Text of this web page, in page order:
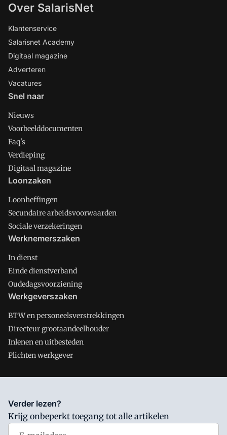
Over SalarisNet
Klantenservice
Salarisnet Academy
Digitaal magazine
Adverteren
Vacatures
Snel naar
Nieuws
Voorbeelddocumenten
Faq's
Verdieping
Digitaal magazine
Loonzaken
Loonheffingen
Secundaire arbeidsvoorwaarden
Sociale verzekeringen
Werknemerszaken
In dienst
Einde dienstverband
Oudedagsvoorziening
Werkgeverszaken
BTW en personeelsverstrekkingen
Directeur grootaandeelhouder
Inlenen en uitbesteden
Plichten werkgever
Salarisnet is onderdeel van VMN media. Lees in
waar VMN media voor staat. Op gebruik van deze site zijn de
volgende regelingen van toepassing:Algemene Voorwaarden
Verder lezen?
Krijg onbeperkt toegang tot alle artikelen